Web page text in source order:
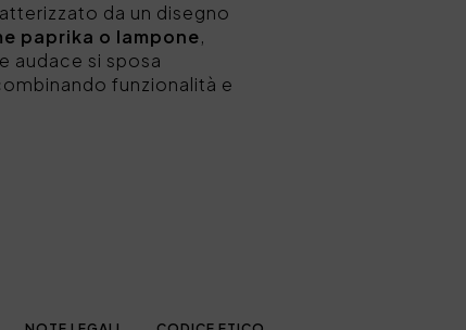
da un disegno
paprika o lampone,
audace si sposa
funzionalità e